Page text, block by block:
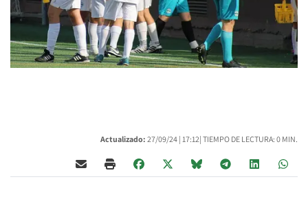
Actualizado: 27/09/24 | 17:12| TIEMPO DE LECTURA: 0 MIN.